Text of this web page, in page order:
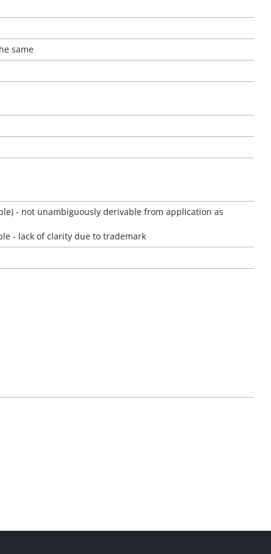
same
- not unambiguously derivable from application as
- lack of clarity due to trademark